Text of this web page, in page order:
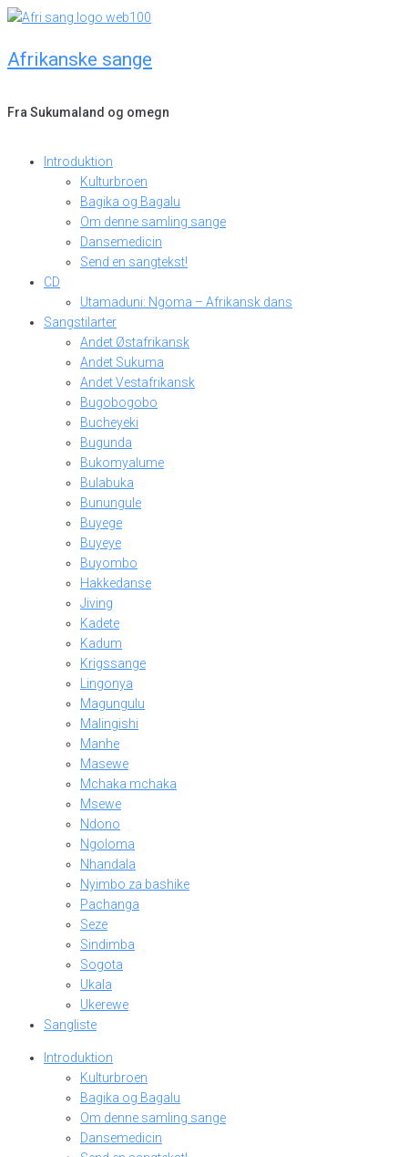
Skip
content
Afrikanske sange
Fra Sukumaland og omegn
Introduktion
Kulturbroen
Bagika og Bagalu
Om denne samling sange
Dansemedicin
Send en sangtekst!
CD
Utamaduni: Ngoma – Afrikansk dans
Sangstilarter
Andet Østafrikansk
Andet Sukuma
Andet Vestafrikansk
Bugobogobo
Bucheyeki
Bugunda
Bukomyalume
Bulabuka
Bunungule
Buyege
Buyeye
Buyombo
Hakkedanse
Jiving
Kadete
Kadum
Krigssange
Lingonya
Magungulu
Malingishi
Manhe
Masewe
Mchaka mchaka
Msewe
Ndono
Ngoloma
Nhandala
Nyimbo za bashike
Pachanga
Seze
Sindimba
Sogota
Ukala
Ukerewe
Sangliste
Introduktion
Kulturbroen
Bagika og Bagalu
Om denne samling sange
Dansemedicin